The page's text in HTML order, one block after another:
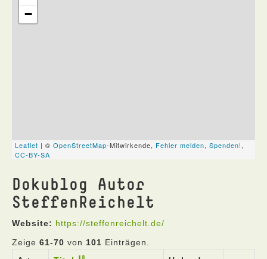
Dokublog Autor
SteffenReichelt
Website: https://steffenreichelt.de/
Zeige 61-70 von 101 Einträgen.